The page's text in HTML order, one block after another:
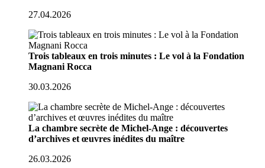
27.04.2026
Trois tableaux en trois minutes : Le vol à la Fondation
Magnani Rocca
30.03.2026
La chambre secrète de Michel-Ange : découvertes
d’archives et œuvres inédites du maître
26.03.2026